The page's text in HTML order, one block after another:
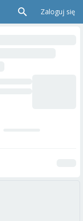
Zaloguj się